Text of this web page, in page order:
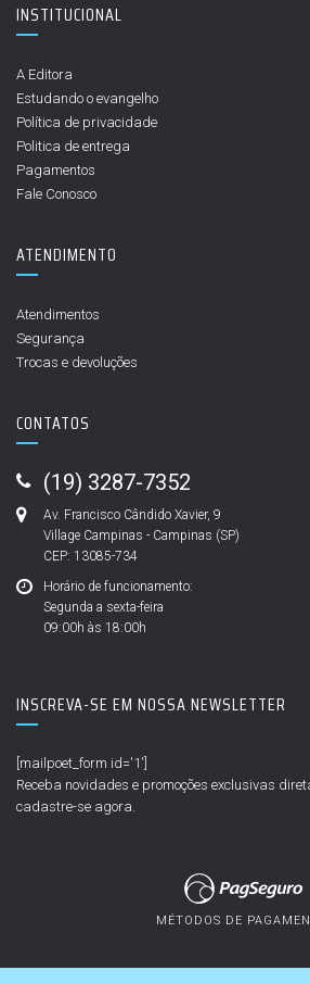
INSTITUCIONAL
A Editora
Estudando o evangelho
Política de privacidade
Politica de entrega
Pagamentos
Fale Conosco
ATENDIMENTO
Atendimentos
Segurança
Trocas e devoluções
CONTATOS
(19) 3287-7352
Av. Francisco Cândido Xavier, 9
Village Campinas - Campinas (SP)
CEP: 13085-734
Horário de funcionamento:
Segunda a sexta-feira
09:00h às 18:00h
INSCREVA-SE EM NOSSA NEWSLETTER
[mailpoet_form id='1']
Receba novidades e promoções exclusivas
cadastre-se agora.
MÉTODOS DE